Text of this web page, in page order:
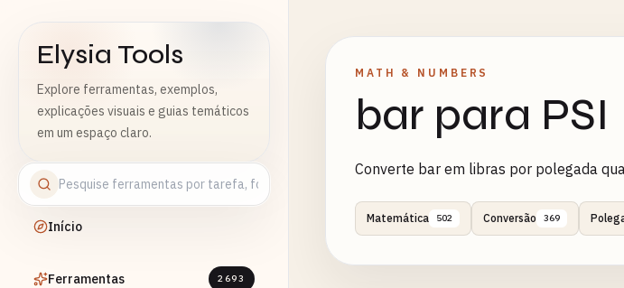
Elysia Tools
Explore ferramentas, exemplos,
explicações visuais e guias temáticos
em um espaço claro.
Início
Ferramentas 2693
MATH & NUMBERS
bar para PSI
Converte bar em libras por polegada
Matemática 502 Conversão 369